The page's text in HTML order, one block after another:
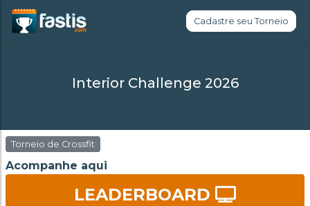
Cadastre seu Torneio
Interior Challenge 2026
Torneio de Crossfit
Acompanhe aqui
LEADERBOARD